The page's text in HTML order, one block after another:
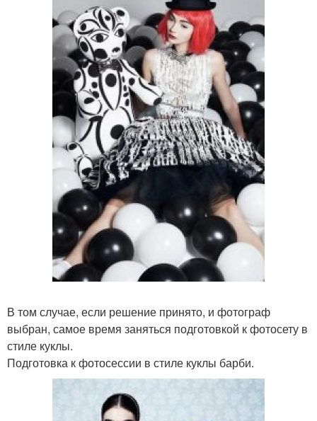
В том случае, если решение принято, и фотограф
выбран, самое время заняться подготовкой к фотосету в
стиле куклы.
Подготовка к фотосессии в стиле куклы барби.